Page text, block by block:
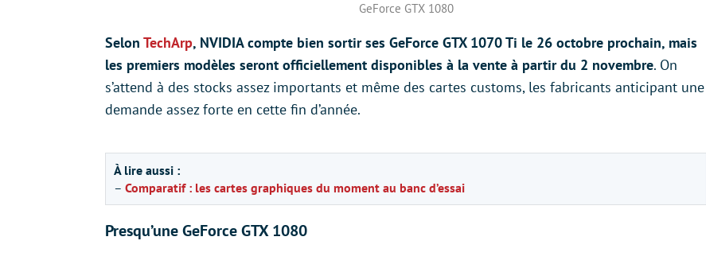
GeForce GTX 1080
Selon TechArp, NVIDIA compte bien sortir ses GeForce GTX 1070 Ti le 26 octobre prochain, mais
les premiers modèles seront officiellement disponibles à la vente à partir du 2 novembre. On
s’attend à des stocks assez importants et même des cartes customs, les fabricants anticipant une
demande assez forte en cette fin d’année.
À lire aussi :
– Comparatif : les cartes graphiques du moment au banc d’essai
Presqu’une GeForce GTX 1080